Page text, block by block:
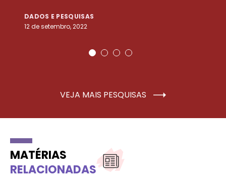
DADOS E PESQUISAS
12 de setembro, 2022
VEJA MAIS PESQUISAS
MATÉRIAS
RELACIONADAS